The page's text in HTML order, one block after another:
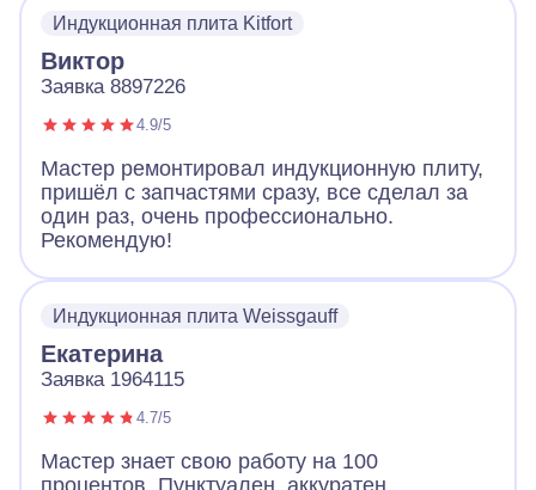
Индукционная плита Kitfort
Виктор
Заявка 8897226
4.9/5
Мастер ремонтировал индукционную плиту,
пришёл с запчастями сразу, все сделал за
один раз, очень профессионально.
Рекомендую!
Индукционная плита Weissgauff
Екатерина
Заявка 1964115
4.7/5
Мастер знает свою работу на 100